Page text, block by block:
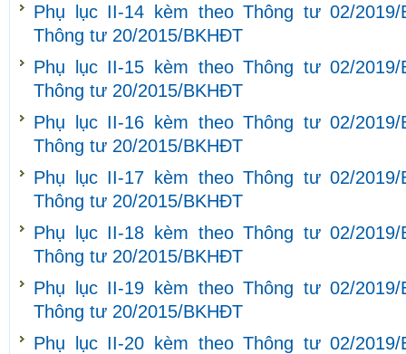
Phụ lục II-14 kèm theo Thông tư 02/
Thông tư 20/2015/BKHĐT
Phụ lục II-15 kèm theo Thông tư 02/
Thông tư 20/2015/BKHĐT
Phụ lục II-16 kèm theo Thông tư 02/
Thông tư 20/2015/BKHĐT
Phụ lục II-17 kèm theo Thông tư 02/
Thông tư 20/2015/BKHĐT
Phụ lục II-18 kèm theo Thông tư 02/
Thông tư 20/2015/BKHĐT
Phụ lục II-19 kèm theo Thông tư 02/
Thông tư 20/2015/BKHĐT
Phụ lục II-20 kèm theo Thông tư 02/